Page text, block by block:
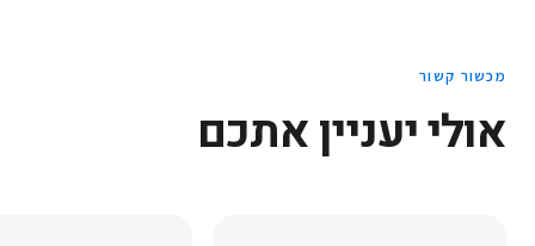
מכשור קשור
אולי יעניין אתכם